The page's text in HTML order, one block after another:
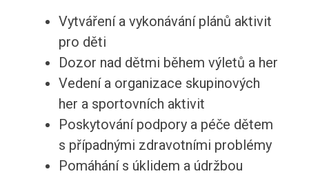
Vytváření a vykonávání plánů aktivit
pro děti
Dozor nad dětmi během výletů a her
Vedení a organizace skupinových
her a sportovních aktivit
Poskytování podpory a péče dětem
s případnými zdravotními problémy
Pomáhání s úklidem a údržbou